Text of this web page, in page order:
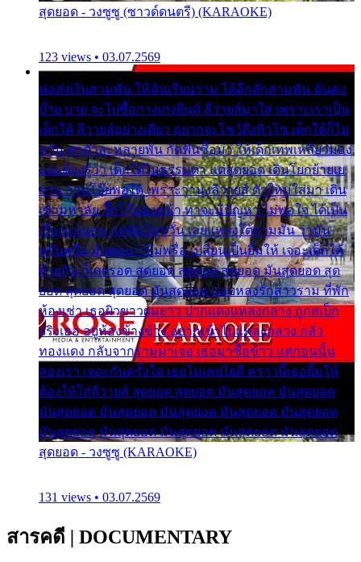
สุดยอด - วงซูซู (ซาวด์ดนตรี) (KARAOKE)
123 views • 03.07.2569
พ่อส่งเงินสามพัน ให้ฉันเรียนราม ได้อีกสักสามพัน ฉันคง
บ๊าย บาย จะไปซื้อกางเกงยีนส์ ลีวายส์มาใส่ เพราะเราเป็น
เด็กใต้ ลีวายส์อย่างเดียว อยากจะโชว์ถึงหิวโซ เด็กใต้ก็ไม่
หวั่น ตกตัวละหลายพัน กัดฟันซื้อมา ให้เด็กเทพเหลียวมอง
และต้องรู้ว่า เด็กใต้ไม่ธรรมดา แต่สุดยอด เดินโยกย้ายเย
ยวน กวนโอ๊ยพอได้ เพราะว่านุ่งลีวายส์ ตัวใหม่ใส่มา เดิน
เข้ามหาลัย จิ๊กโก๊มองหน้า ท่าจะมีปัญหา ไม่พอใจ ได้เป็น
เรื่องแน่นอน แต่ฉันไม่หวั่น เลยแหลงใต้ถามมัน ว่ามัน
พรั่นพรือ มันตอบว่าไม่พรื่อ เปลี่ยนเป็นยิ้มให้ เจอะเด็กใต้
ด้วยกัน ก็เลยรอด สุดยอด สุดยอด สุดยอด มันสุดยอด สุด
ยอด สุดยอด สุดยอด มันสุดยอด แอบหลงรักสาวราม ที่พัก
ห้องเช่า เธอผิวขาวผมยาว ปากแดงแหลงกลาง ถูกสเป็ก
จริงเธอ อยู่ห้องข้างข้าง อยากเข้าไปแหลงกลาง กลัว
ทองแดง กลับจากรามมาเจอ เธอมาซื้อข้าว แต่ก่อนนั้น
สองเรา เจอะกันครั้งใด เธอไม่เคยไยดี คราวนี้เธอยิ้มให้
ต้องให้ใส่ลีวายส์ สุดยอด สุดยอด มันสุดยอด มันสุดยอด
มันสุดยอด มันสุดยอด มันสุดยอด มันสุดยอด มันสุดยอด
มันสุดยอด มันสุดยอด มันสุดยอด มันสุดยอด มันสุดยอด
สุดยอด - วงซูซู (KARAOKE)
131 views • 03.07.2569
สารคดี | DOCUMENTARY